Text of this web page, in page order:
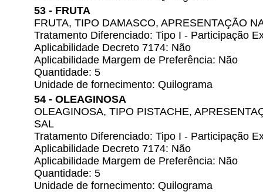
53 - FRUTA
FRUTA, TIPO DAMASCO, APRESENTAÇÃO
Tratamento Diferenciado: Tipo I - Participação
Aplicabilidade Decreto 7174: Não
Aplicabilidade Margem de Preferência: Não
Quantidade: 5
Unidade de fornecimento: Quilograma
54 - OLEAGINOSA
OLEAGINOSA, TIPO PISTACHE,
SAL
Tratamento Diferenciado: Tipo I - Participação
Aplicabilidade Decreto 7174: Não
Aplicabilidade Margem de Preferência: Não
Quantidade: 5
Unidade de fornecimento: Quilograma